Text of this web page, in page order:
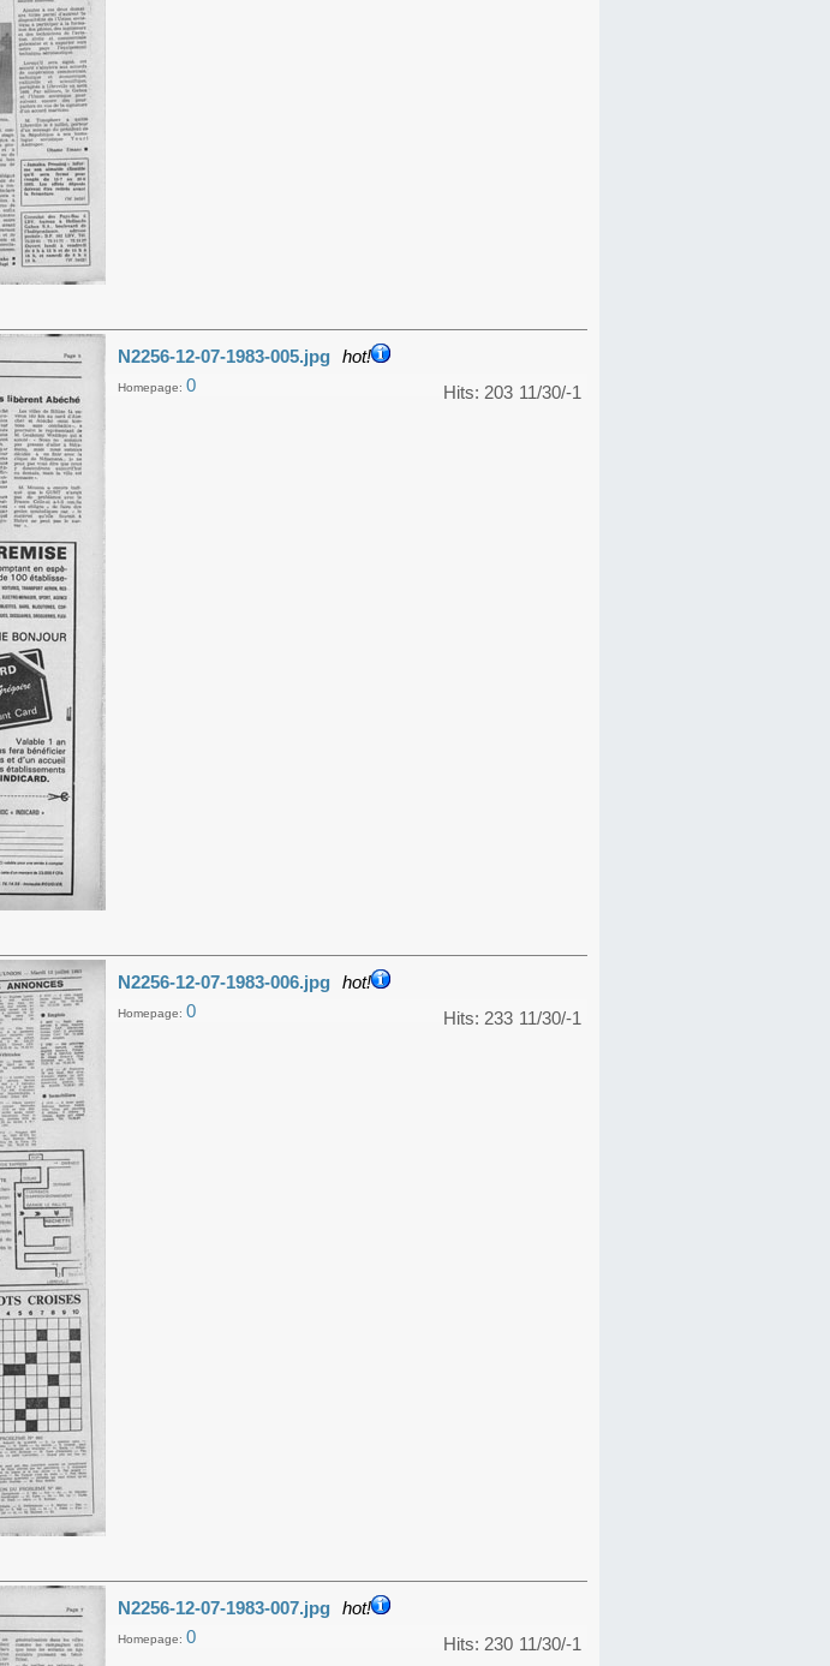
N2256-12-07-1983-005.jpg hot!
11/30/-1
Hits: 203
Homepage: 0
N2256-12-07-1983-006.jpg hot!
11/30/-1
Hits: 233
Homepage: 0
N2256-12-07-1983-007.jpg hot!
11/30/-1
Hits: 230
Homepage: 0